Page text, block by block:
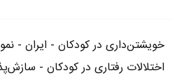
خویشتن‌داری در کودکان - ایران -
اختلالات رفتاری در کودکان -